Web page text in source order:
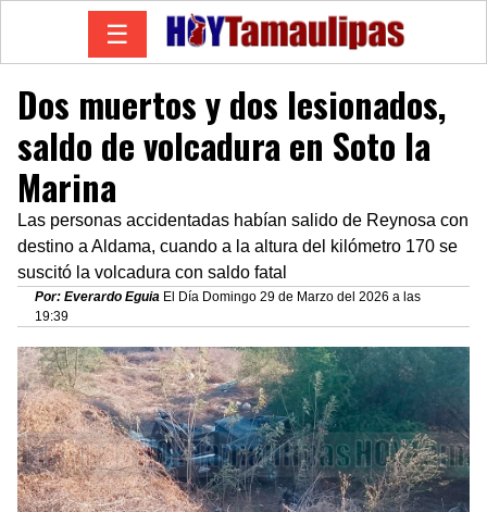
☰
Dos muertos y dos lesionados,
saldo de volcadura en Soto la
Marina
Las personas accidentadas habían salido de Reynosa con
destino a Aldama, cuando a la altura del kilómetro 170 se
suscitó la volcadura con saldo fatal
Por: Everardo Eguia El Día Domingo 29 de Marzo del 2026 a las
19:39